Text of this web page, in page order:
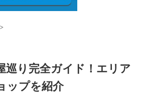
>
巡り完全ガイド！エリア
ップを紹介